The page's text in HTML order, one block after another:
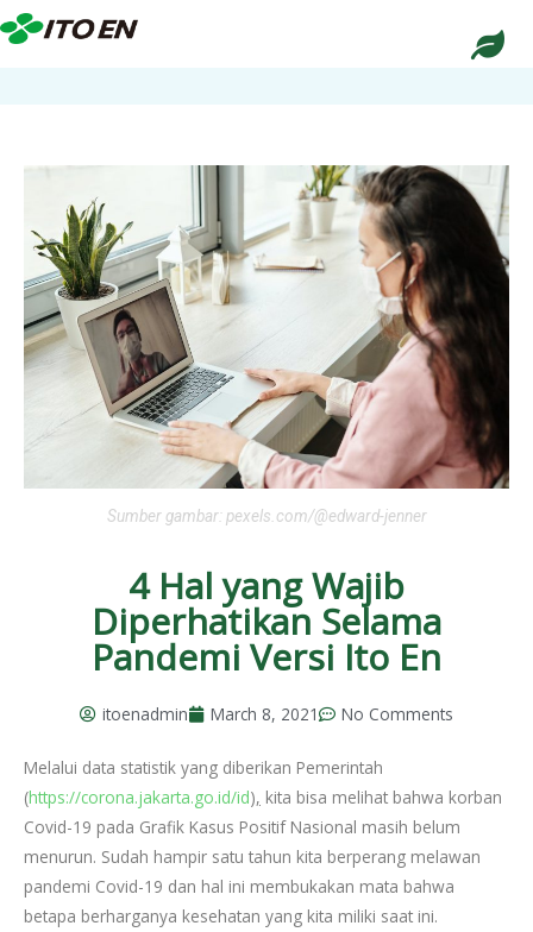
Sumber gambar: pexels.com/@edward-jenner
4 Hal yang Wajib
Diperhatikan Selama
Pandemi Versi Ito En
itoenadmin March 8, 2021 No Comments
Melalui data statistik yang diberikan Pemerintah
(https://corona.jakarta.go.id/id), kita bisa melihat bahwa korban
Covid-19 pada Grafik Kasus Positif Nasional masih belum
menurun. Sudah hampir satu tahun kita berperang melawan
pandemi Covid-19 dan hal ini membukakan mata bahwa
betapa berharganya kesehatan yang kita miliki saat ini.